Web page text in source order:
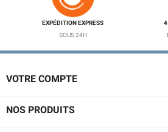
EXPÉDITION EXPRESS
SOUS 24H
4
VOTRE COMPTE
NOS PRODUITS